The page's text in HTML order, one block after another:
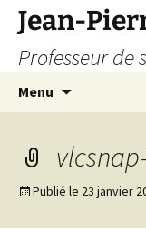
Jean-
Professeur
Menu
Publié le 23 janvier